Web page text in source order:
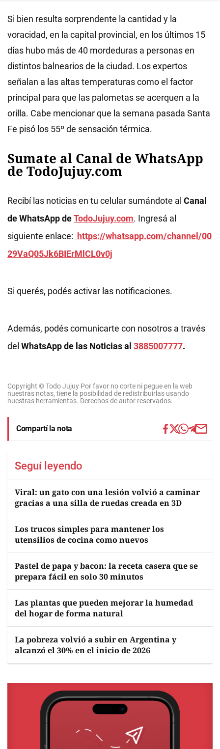
Si bien resulta sorprendente la cantidad y la
voracidad, en la capital provincial, en los últimos 15
días hubo más de 40 mordeduras a personas en
distintos balnearios de la ciudad. Los expertos
señalan a las altas temperaturas como el factor
principal para que las palometas se acerquen a la
orilla. Cabe mencionar que la semana pasada Santa
Fe pisó los 55º de sensación térmica.
Sumate al Canal de WhatsApp
de TodoJujuy.com
Recibí las noticias en tu celular sumándote al Canal
de WhatsApp deTodoJujuy.com. Ingresá al
siguiente enlace: https://whatsapp.com/channel/00
29VaQ05Jk6BIErMlCL0v0j
Si querés, podés activar las notificaciones.
Además, podés comunicarte con nosotros a través
del WhatsApp de las Noticias al 3885007777.
Copyright © Todo Jujuy Por favor no corte ni pegue en la web
nuestras notas, tiene la posibilidad de redistribuirlas usando
nuestras herramientas. Derechos de autor reservados.
Compartí la nota
Seguí leyendo
Viral: un gato con una lesión volvió a caminar
gracias a una silla de ruedas creada en 3D
Los trucos simples para mantener los
utensilios de cocina como nuevos
Pastel de papa y bacon: la receta casera que se
prepara fácil en solo 30 minutos
Las plantas que pueden mejorar la humedad
del hogar de forma natural
La pobreza volvió a subir en Argentina y
alcanzó el 30% en el inicio de 2026